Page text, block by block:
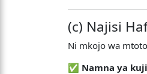
Ni mkojo wa
✅ Namna ya